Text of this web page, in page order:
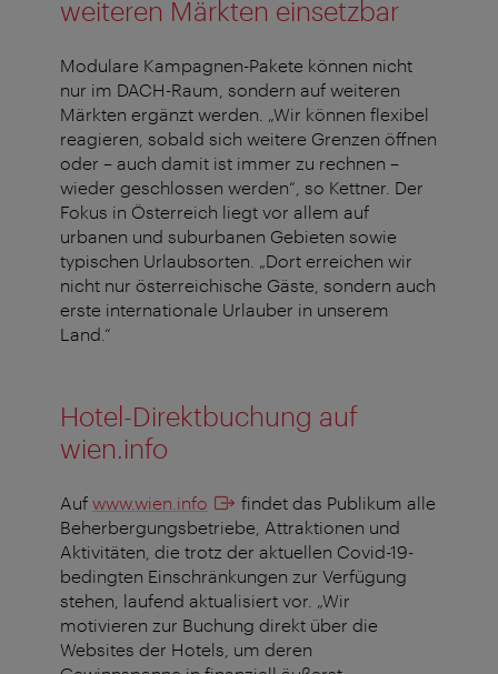
weiteren Märkten einsetzbar
Modulare Kampagnen-Pakete können nicht
nur im DACH-Raum, sondern auf weiteren
Märkten ergänzt werden. „Wir können flexibel
reagieren, sobald sich weitere Grenzen öffnen
oder – auch damit ist immer zu rechnen –
wieder geschlossen werden“, so Kettner. Der
Fokus in Österreich liegt vor allem auf
urbanen und suburbanen Gebieten sowie
typischen Urlaubsorten. „Dort erreichen wir
nicht nur österreichische Gäste, sondern auch
erste internationale Urlauber in unserem
Land.“
Hotel-Direktbuchung auf
wien.info
Auf www.wien.info
findet das Publikum alle
Beherbergungsbetriebe, Attraktionen und
Aktivitäten, die trotz der aktuellen Covid-19-
bedingten Einschränkungen zur Verfügung
stehen, laufend aktualisiert vor. „Wir
motivieren zur Buchung direkt über die
Websites der Hotels, um deren